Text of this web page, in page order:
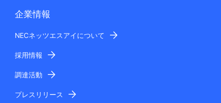
企業情報
NECネッツエスアイについて
採用情報
調達活動
プレスリリース